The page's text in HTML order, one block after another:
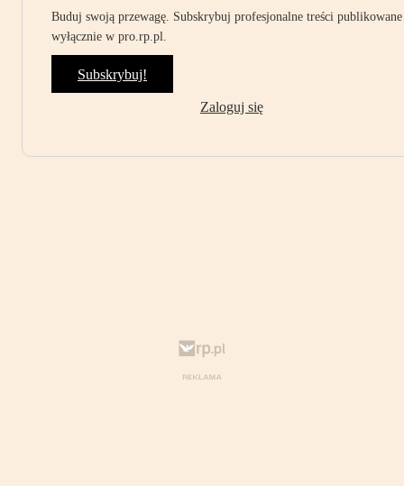
Buduj swoją przewagę. Subskrybuj profesjonalne treści publikowane
wyłącznie w pro.rp.pl.
Subskrybuj!
Zaloguj się